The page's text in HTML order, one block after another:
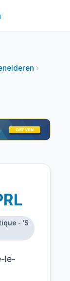
- 'S
le-